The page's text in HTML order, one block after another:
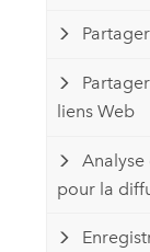
liens Web
Analyse
pour la